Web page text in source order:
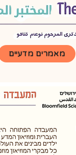
מאמרים מדעיים